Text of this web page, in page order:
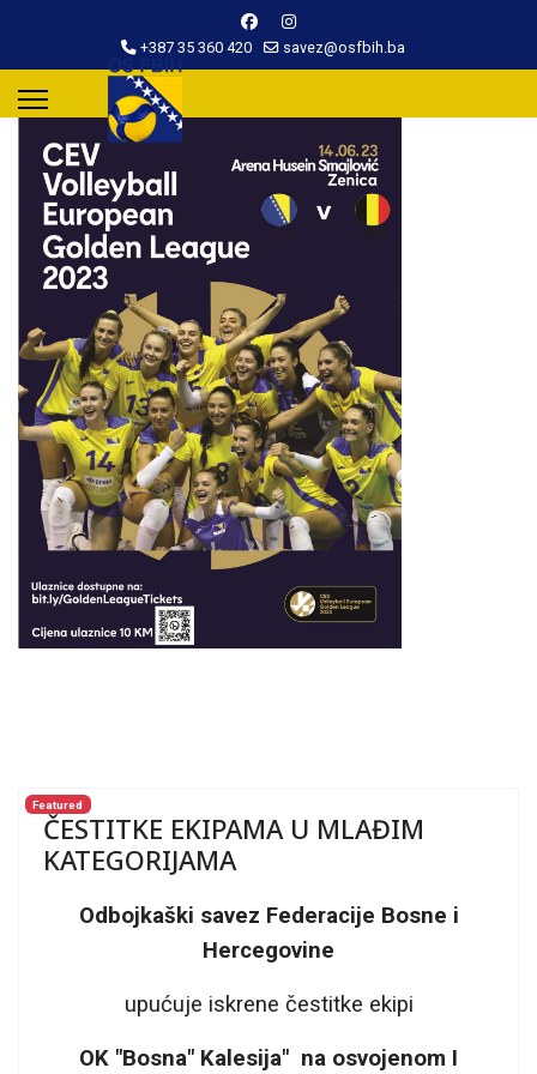
+387 35 360 420 savez@osfbih.ba
Featured
ČESTITKE EKIPAMA U MLAĐIM
KATEGORIJAMA
Odbojkaški savez Federacije Bosne i
Hercegovine
upućuje iskrene čestitke ekipi
OK "Bosna" Kalesija" na osvojenom I